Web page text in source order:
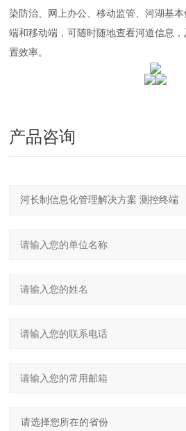
染防治、网上办公、移动监管、河湖基
端和移动端，可随时随地查看河道信息
置效率。
产品咨询